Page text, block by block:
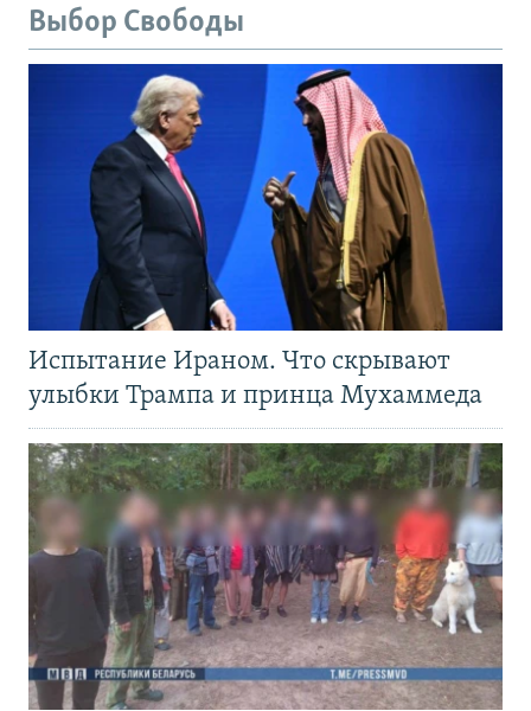
Выбор Свободы
Испытание Ираном. Что скрывают
улыбки Трампа и принца Мухаммеда